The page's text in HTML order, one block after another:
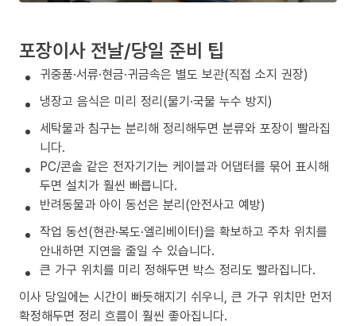
포장이사 전날/당일 준비 팁
귀중품·서류·현금·귀금속은 별도 보관(직접 소지 권장)
냉장고 음식은 미리 정리(물기·국물 누수 방지)
세탁물과 침구는 분리해 정리해두면 분류와 포장이 빨라집
니다.
PC/콘솔 같은 전자기기는 케이블과 어댑터를 묶어 표시해
두면 설치가 훨씬 빠릅니다.
반려동물과 아이 동선은 분리(안전사고 예방)
작업 동선(현관·복도·엘리베이터)을 확보하고 주차 위치를
안내하면 지연을 줄일 수 있습니다.
큰 가구 위치를 미리 정해두면 박스 정리도 빨라집니다.
이사 당일에는 시간이 빠듯해지기 쉬우니, 큰 가구 위치만 먼저
확정해두면 정리 흐름이 훨씬 좋아집니다.